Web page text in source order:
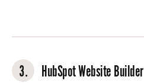
3. HubSpot Website Builder